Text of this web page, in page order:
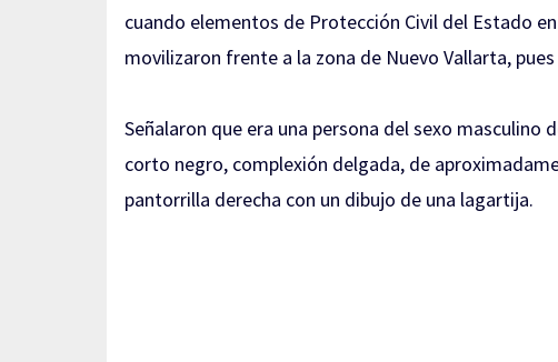
cuando elementos de Protección Civil del Estado
movilizaron frente a la zona de Nuevo Vallarta,
Señalaron que era una persona del sexo
corto negro, complexión delgada, de
pantorrilla derecha con un dibujo de una lagartija.